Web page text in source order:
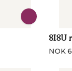
SISU
NOK